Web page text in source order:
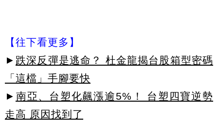
【往下看更多】
► 跌深反彈是逃命？ 杜金龍揭台股箱型密碼
「這檔」手腳要快
► 南亞、台塑化飆漲逾5%！ 台塑四寶逆勢
走高 原因找到了